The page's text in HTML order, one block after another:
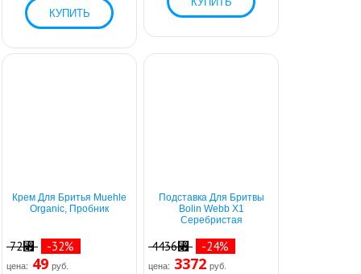
Крем Для Бритья Muehle
Organic, Пробник
72⃏ -32%
цена: 49 руб.
Подставка Для Бритвы
Bolin Webb X1
Серебристая
4436⃏ -24%
цена: 3372 руб.